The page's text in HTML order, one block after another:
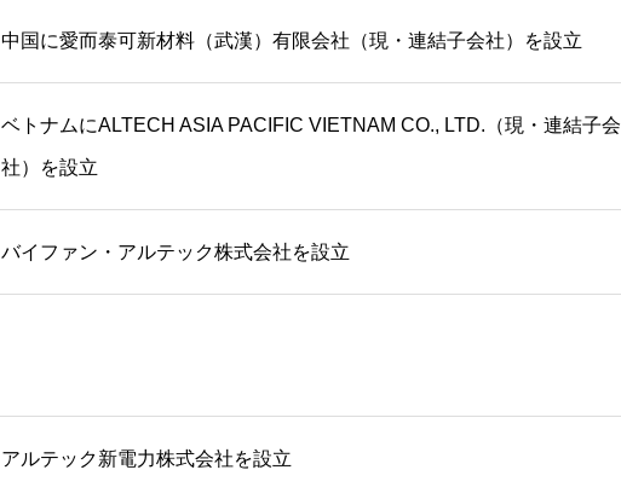
中国に愛而泰可新材料（武漢）有限会社（現・連結子会社）を設立
ベトナムにALTECH ASIA PACIFIC VIETNAM CO., LTD.（現・連結子会
社）を設立
バイファン・アルテック株式会社を設立
アルテック新電力株式会社を設立